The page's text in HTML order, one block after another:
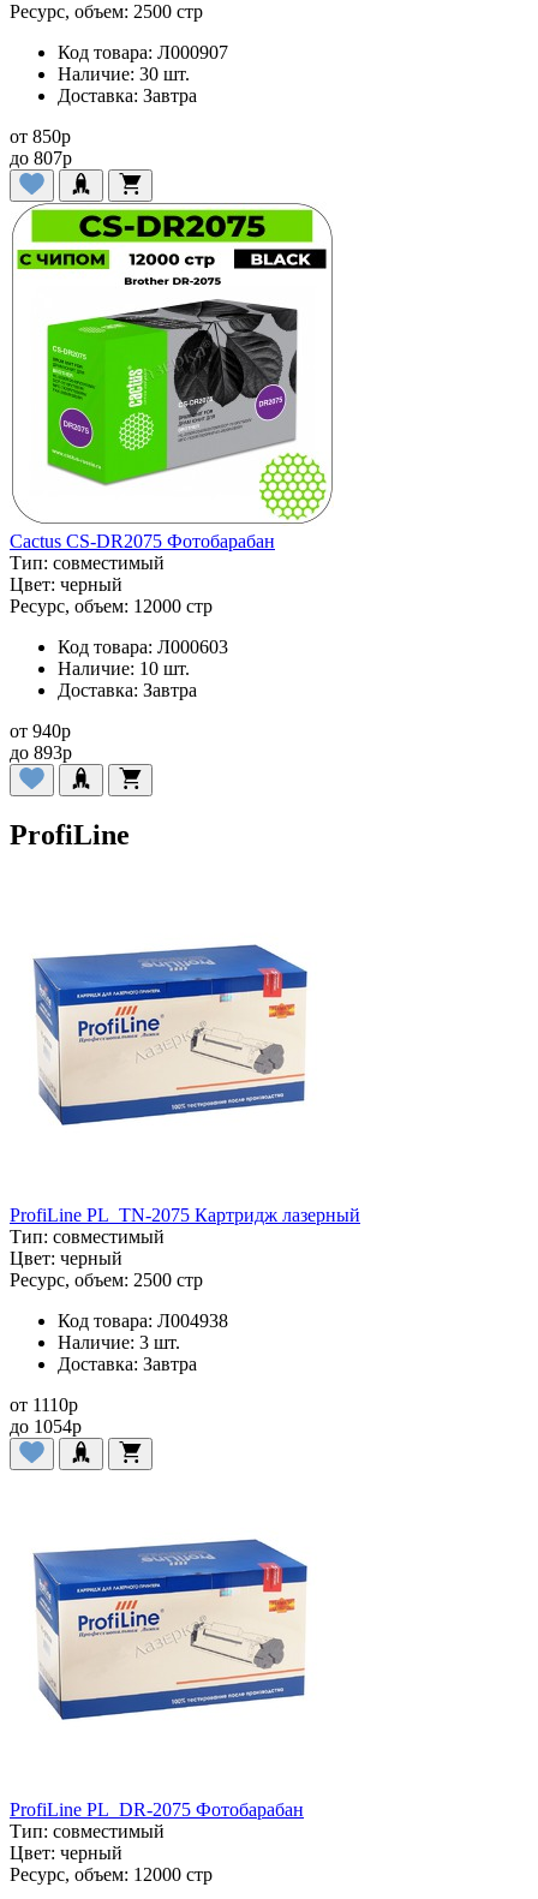
Ресурс, объем: 2500 стр
Код товара: Л000907
Наличие: 30 шт.
Доставка: Завтра
от 850p
до 807p
Cactus CS-DR2075 Фотобарабан
Тип: совместимый
Цвет: черный
Ресурс, объем: 12000 стр
Код товара: Л000603
Наличие: 10 шт.
Доставка: Завтра
от 940p
до 893p
ProfiLine
ProfiLine PL_TN-2075 Картридж лазерный
Тип: совместимый
Цвет: черный
Ресурс, объем: 2500 стр
Код товара: Л004938
Наличие: 3 шт.
Доставка: Завтра
от 1110p
до 1054p
ProfiLine PL_DR-2075 Фотобарабан
Тип: совместимый
Цвет: черный
Ресурс, объем: 12000 стр